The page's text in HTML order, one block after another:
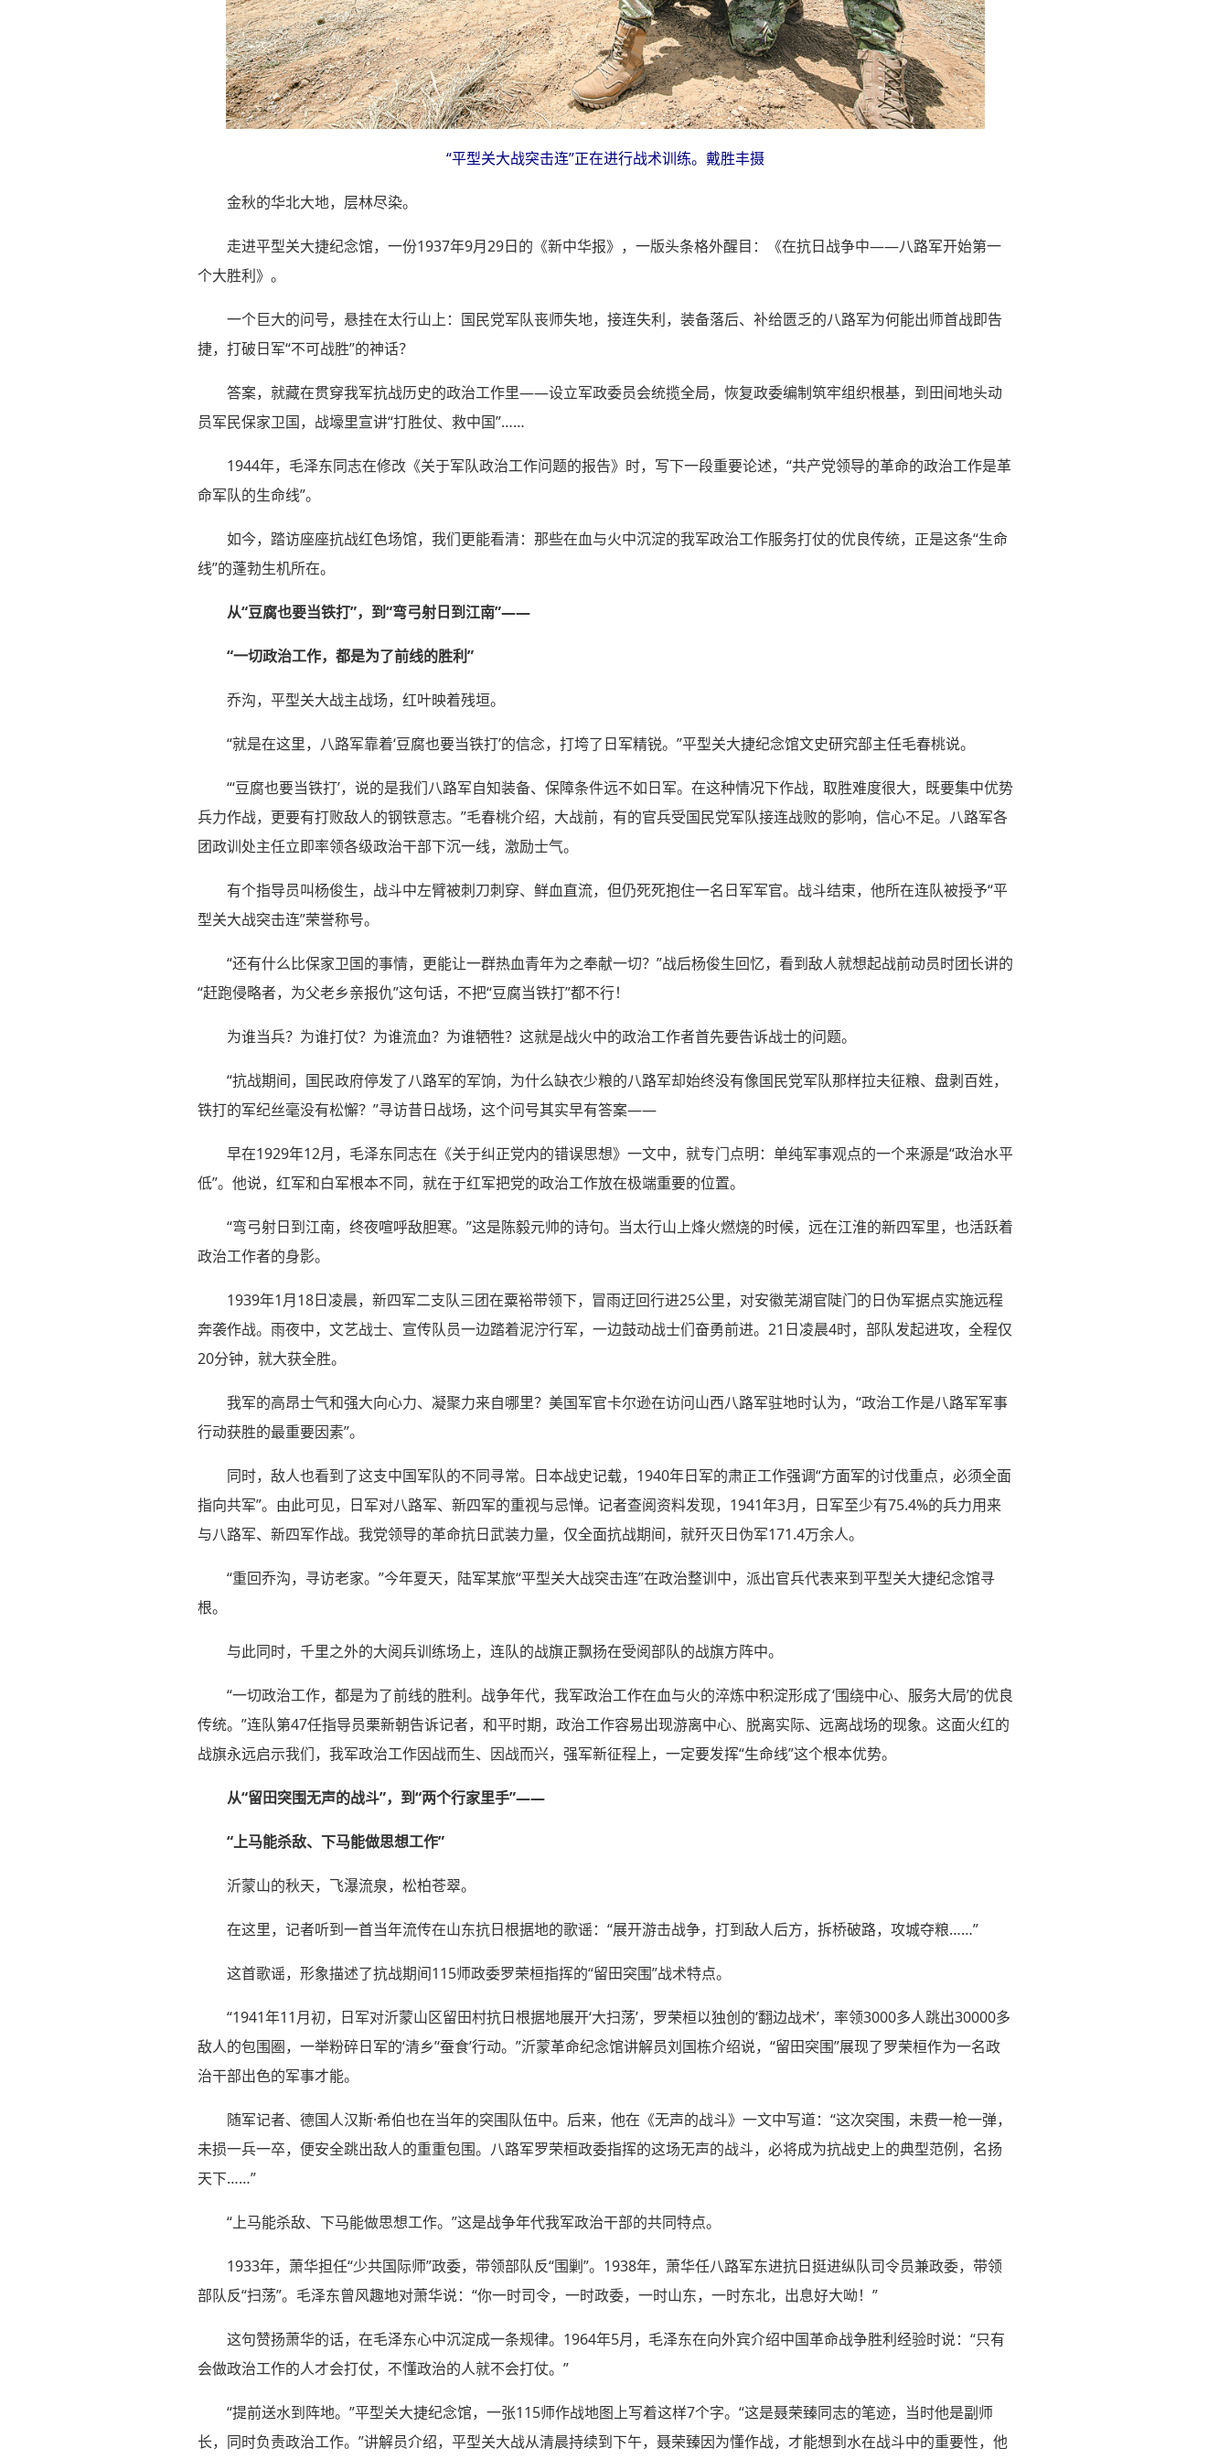
“平型关大战突击连”正在进行战术训练。戴胜丰摄
金秋的华北大地，层林尽染。
走进平型关大捷纪念馆，一份1937年9月29日的《新中华报》，一版头条格外醒目：《在抗日战争中——八路军开始第一
个大胜利》。
一个巨大的问号，悬挂在太行山上：国民党军队丧师失地，接连失利，装备落后、补给匮乏的八路军为何能出师首战即告
捷，打破日军“不可战胜”的神话？
答案，就藏在贯穿我军抗战历史的政治工作里——设立军政委员会统揽全局，恢复政委编制筑牢组织根基，到田间地头动
员军民保家卫国，战壕里宣讲“打胜仗、救中国”……
1944年，毛泽东同志在修改《关于军队政治工作问题的报告》时，写下一段重要论述，“共产党领导的革命的政治工作是革
命军队的生命线”。
如今，踏访座座抗战红色场馆，我们更能看清：那些在血与火中沉淀的我军政治工作服务打仗的优良传统，正是这条“生命
线”的蓬勃生机所在。
从“豆腐也要当铁打”，到“弯弓射日到江南”——
“一切政治工作，都是为了前线的胜利”
乔沟，平型关大战主战场，红叶映着残垣。
“就是在这里，八路军靠着‘豆腐也要当铁打’的信念，打垮了日军精锐。”平型关大捷纪念馆文史研究部主任毛春桃说。
“‘豆腐也要当铁打’，说的是我们八路军自知装备、保障条件远不如日军。在这种情况下作战，取胜难度很大，既要集中优势
兵力作战，更要有打败敌人的钢铁意志。”毛春桃介绍，大战前，有的官兵受国民党军队接连战败的影响，信心不足。八路军各
团政训处主任立即率领各级政治干部下沉一线，激励士气。
有个指导员叫杨俊生，战斗中左臂被刺刀刺穿、鲜血直流，但仍死死抱住一名日军军官。战斗结束，他所在连队被授予“平
型关大战突击连”荣誉称号。
“还有什么比保家卫国的事情，更能让一群热血青年为之奉献一切？”战后杨俊生回忆，看到敌人就想起战前动员时团长讲的
“赶跑侵略者，为父老乡亲报仇”这句话，不把“豆腐当铁打”都不行！
为谁当兵？为谁打仗？为谁流血？为谁牺牲？这就是战火中的政治工作者首先要告诉战士的问题。
“抗战期间，国民政府停发了八路军的军饷，为什么缺衣少粮的八路军却始终没有像国民党军队那样拉夫征粮、盘剥百姓，
铁打的军纪丝毫没有松懈？”寻访昔日战场，这个问号其实早有答案——
早在1929年12月，毛泽东同志在《关于纠正党内的错误思想》一文中，就专门点明：单纯军事观点的一个来源是“政治水平
低”。他说，红军和白军根本不同，就在于红军把党的政治工作放在极端重要的位置。
“弯弓射日到江南，终夜喧呼敌胆寒。”这是陈毅元帅的诗句。当太行山上烽火燃烧的时候，远在江淮的新四军里，也活跃着
政治工作者的身影。
1939年1月18日凌晨，新四军二支队三团在粟裕带领下，冒雨迂回行进25公里，对安徽芜湖官陡门的日伪军据点实施远程
奔袭作战。雨夜中，文艺战士、宣传队员一边踏着泥泞行军，一边鼓动战士们奋勇前进。21日凌晨4时，部队发起进攻，全程仅
20分钟，就大获全胜。
我军的高昂士气和强大向心力、凝聚力来自哪里？美国军官卡尔逊在访问山西八路军驻地时认为，“政治工作是八路军军事
行动获胜的最重要因素”。
同时，敌人也看到了这支中国军队的不同寻常。日本战史记载，1940年日军的肃正工作强调“方面军的讨伐重点，必须全面
指向共军”。由此可见，日军对八路军、新四军的重视与忌惮。记者查阅资料发现，1941年3月，日军至少有75.4%的兵力用来
与八路军、新四军作战。我党领导的革命抗日武装力量，仅全面抗战期间，就歼灭日伪军171.4万余人。
“重回乔沟，寻访老家。”今年夏天，陆军某旅“平型关大战突击连”在政治整训中，派出官兵代表来到平型关大捷纪念馆寻
根。
与此同时，千里之外的大阅兵训练场上，连队的战旗正飘扬在受阅部队的战旗方阵中。
“一切政治工作，都是为了前线的胜利。战争年代，我军政治工作在血与火的淬炼中积淀形成了‘围绕中心、服务大局’的优良
传统。”连队第47任指导员栗新朝告诉记者，和平时期，政治工作容易出现游离中心、脱离实际、远离战场的现象。这面火红的
战旗永远启示我们，我军政治工作因战而生、因战而兴，强军新征程上，一定要发挥“生命线”这个根本优势。
从“留田突围无声的战斗”，到“两个行家里手”——
“上马能杀敌、下马能做思想工作”
沂蒙山的秋天，飞瀑流泉，松柏苍翠。
在这里，记者听到一首当年流传在山东抗日根据地的歌谣：“展开游击战争，打到敌人后方，拆桥破路，攻城夺粮……”
这首歌谣，形象描述了抗战期间115师政委罗荣桓指挥的“留田突围”战术特点。
“1941年11月初，日军对沂蒙山区留田村抗日根据地展开‘大扫荡’，罗荣桓以独创的‘翻边战术’，率领3000多人跳出30000多
敌人的包围圈，一举粉碎日军的‘清乡’‘蚕食’行动。”沂蒙革命纪念馆讲解员刘国栋介绍说，“留田突围”展现了罗荣桓作为一名政
治干部出色的军事才能。
随军记者、德国人汉斯·希伯也在当年的突围队伍中。后来，他在《无声的战斗》一文中写道：“这次突围，未费一枪一弹，
未损一兵一卒，便安全跳出敌人的重重包围。八路军罗荣桓政委指挥的这场无声的战斗，必将成为抗战史上的典型范例，名扬
天下……”
“上马能杀敌、下马能做思想工作。”这是战争年代我军政治干部的共同特点。
1933年，萧华担任“少共国际师”政委，带领部队反“围剿”。1938年，萧华任八路军东进抗日挺进纵队司令员兼政委，带领
部队反“扫荡”。毛泽东曾风趣地对萧华说：“你一时司令，一时政委，一时山东，一时东北，出息好大呦！”
这句赞扬萧华的话，在毛泽东心中沉淀成一条规律。1964年5月，毛泽东在向外宾介绍中国革命战争胜利经验时说：“只有
会做政治工作的人才会打仗，不懂政治的人就不会打仗。”
“提前送水到阵地。”平型关大捷纪念馆，一张115师作战地图上写着这样7个字。“这是聂荣臻同志的笔迹，当时他是副师
长，同时负责政治工作。”讲解员介绍，平型关大战从清晨持续到下午，聂荣臻因为懂作战，才能想到水在战斗中的重要性，他